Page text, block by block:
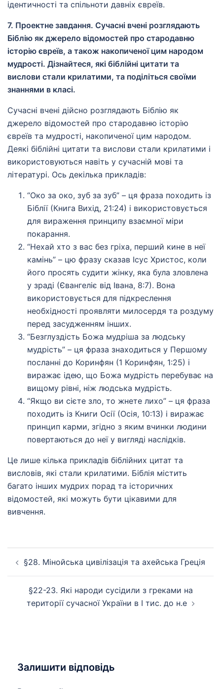
ідентичності та спільноти давніх євреїв.
7. Проектне завдання. Сучасні вчені розглядають
Біблію як джерело відомостей про стародавню
історію євреїв, а також накопиченої цим народом
мудрості. Дізнайтеся, які біблійні цитати та
вислови стали крилатими, та поділіться своїми
знаннями в класі.
Сучасні вчені дійсно розглядають Біблію як
джерело відомостей про стародавню історію
євреїв та мудрості, накопиченої цим народом.
Деякі біблійні цитати та вислови стали крилатими і
використовуються навіть у сучасній мові та
літературі. Ось декілька прикладів:
“Око за око, зуб за зуб” – ця фраза походить із
Біблії (Книга Вихід, 21:24) і використовується
для вираження принципу взаємної міри
покарання.
“Нехай хто з вас без гріха, перший кине в неї
камінь” – цю фразу сказав Ісус Христос, коли
його просять судити жінку, яка була зловлена
у зраді (Євангеліє від Івана, 8:7). Вона
використовується для підкреслення
необхідності проявляти милосердя та роздуму
перед засудженням інших.
“Безглуздість Божа мудріша за людську
мудрість” – ця фраза знаходиться у Першому
посланні до Коринфян (1 Коринфян, 1:25) і
виражає ідею, що Божа мудрість перебуває на
вищому рівні, ніж людська мудрість.
“Якщо ви сієте зло, то жнете лихо” – ця фраза
походить із Книги Осії (Осія, 10:13) і виражає
принцип карми, згідно з яким вчинки людини
повертаються до неї у вигляді наслідків.
Це лише кілька прикладів біблійних цитат та
висловів, які стали крилатими. Біблія містить
багато інших мудрих порад та історичних
відомостей, які можуть бути цікавими для
вивчення.
по §28. Мінойська цивілізація та ахейська Греція
§22-23. Які народи сусідили з греками на
території сучасної України в І тис. до н.е
Залишити відповідь